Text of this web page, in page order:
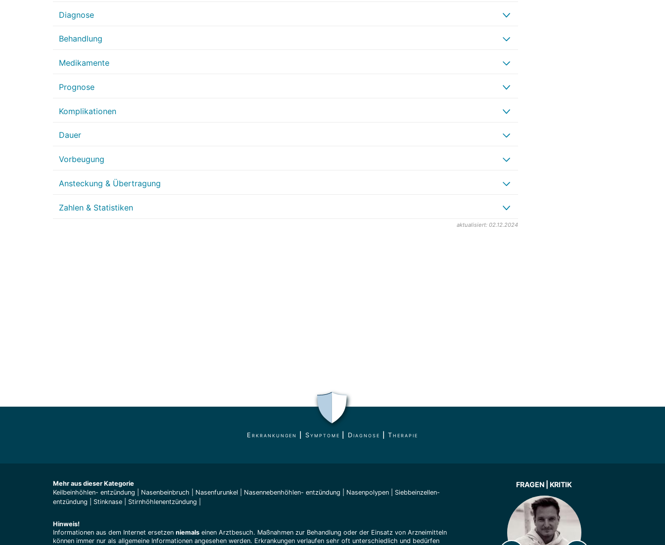
Diagnose
Behandlung
Medikamente
Prognose
Komplikationen
Dauer
Vorbeugung
Ansteckung & Übertragung
Zahlen & Statistiken
aktualisiert: 02.12.2024
Erkrankungen Symptome Diagnose |Therapie
Mehr aus dieser Kategorie
Keilbeinhöhlen- entzündung
Nasenbeinbruch Nasenfurunkel Nasennebenhöhlen- entzündung Nasenpolypen
Siebbeinzellen-
entzündung
Stinknase Stirnhöhlenentzündung
Hinweis!
Informationen aus dem Internet ersetzen niemals einen Arztbesuch. Maßnahmen zur Behandlung oder der Einsatz von Arzneimitteln
können immer nur als allgemeine Informationen angesehen werden. Erkrankungen verlaufen sehr oft unterschiedlich und bedürfen
FRAGEN | KRITIK